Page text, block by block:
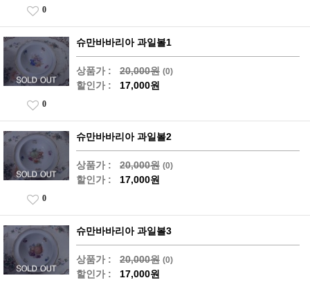
0
슈만바바리아 과일볼1
상품가 : 20,000원 (0)
할인가 : 17,000원
0
슈만바바리아 과일볼2
상품가 : 20,000원 (0)
할인가 : 17,000원
0
슈만바바리아 과일볼3
상품가 : 20,000원 (0)
할인가 : 17,000원